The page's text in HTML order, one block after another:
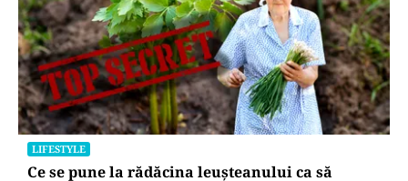
LIFESTYLE
Ce se pune la rădăcina leușteanului ca să